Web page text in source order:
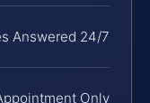
Answered 24/7
Only